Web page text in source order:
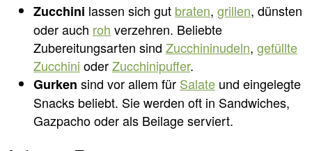
Zucchini lassen sich gut braten, grillen, dünsten
oder auch roh verzehren. Beliebte
Zubereitungsarten sind Zucchininudeln, gefüllte
Zucchini oderZucchinipuffer.
Gurken sind vor allem für Salate und eingelegte
Snacks beliebt. Sie werden oft in Sandwiches,
Gazpacho oder als Beilage serviert.